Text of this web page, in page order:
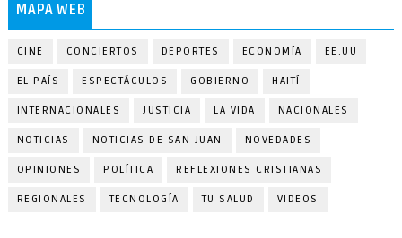
MAPA WEB
CINE CONCIERTOS DEPORTES ECONOMÍA EE.UU
EL PAÍS ESPECTÁCULOS GOBIERNO HAITÍ
INTERNACIONALES JUSTICIA LA VIDA NACIONALES
NOTICIAS NOTICIAS DE SAN JUAN NOVEDADES
OPINIONES POLÍTICA REFLEXIONES CRISTIANAS
REGIONALES TECNOLOGÍA TU SALUD VIDEOS